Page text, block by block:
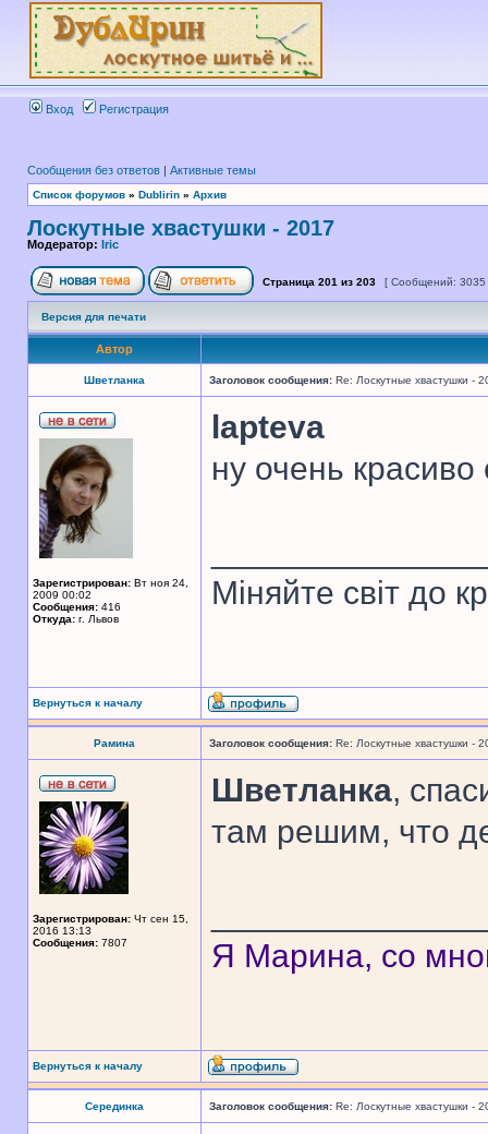
Вход Регистрация
Сообщения без ответов | Активные темы
Список форумов » Dublirin » Архив
Лоскутные хвастушки - 2017
Модератор: Iric
Страница 201 из 203 [ Сообщений:
Версия для печати
Автор
Шветланка Заголовок сообщения: Re: Лоскутные хвастушки -
Зарегистрирован: Вт ноя 24,
2009 00:02
Сообщения: 416
Откуда: г. Львов
lapteva
ну очень
Міняйте світ до
Вернуться к началу
Рамина Заголовок сообщения: Re: Лоскутные хвастушки -
Зарегистрирован: Чт сен 15,
2016 13:13
Сообщения: 7807
Шветланка,
там решим, что
Я Марина, со
Вернуться к началу
Серединка Заголовок сообщения: Re: Лоскутные хвастушки -